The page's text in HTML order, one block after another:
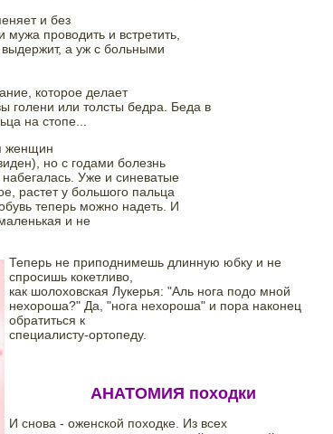
и без
проводить и встретить,
а уж с больными
которое делает
голени или толсты бедра. Беда в
на стопе...
женщин
но с годами болезнь
Уже и синеватые
растет у большого пальца
теперь можно надеть. И
и не
Теперь не приподнимешь длинную юбку и не
спросишь кокетливо,
как шолоховская Лукерья: "Аль нога подо мной
нехороша?" Да, "нога нехороша" и пора наконец
обратиться к
специалисту-ортопеду.
АНАТОМИЯ походки
И снова - оженской походке. Из всех